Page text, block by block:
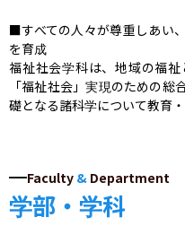
■すべての人々が尊重しあい
を育成
福祉社会学科は、地域の福祉
「福祉社会」実現のための
礎となる諸科学について教育・
Faculty & Department
学部・学科